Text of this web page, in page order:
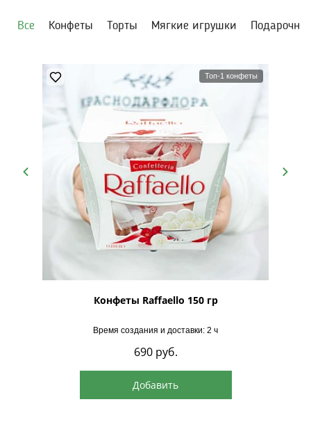
Все Конфеты Торты Мягкие игрушки
Топ-1 конфеты
Конфеты Raffaello 150 гр
Время создания и доставки: 2 ч
690 руб.
Добавить